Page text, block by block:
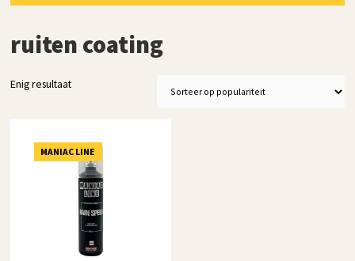
ruiten coating
Enig resultaat
MANIAC LINE